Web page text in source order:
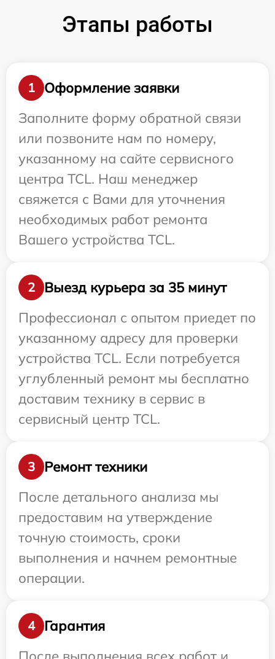
Этапы работы
1
Оформление заявки
Заполните форму обратной связи
или позвоните нам по номеру,
указанному на сайте сервисного
центра TCL. Наш менеджер
свяжется с Вами для уточнения
необходимых работ ремонта
Вашего устройства TCL.
2
Выезд курьера за 35 минут
Профессионал с опытом приедет по
указанному адресу для проверки
устройства TCL. Если потребуется
углубленный ремонт мы бесплатно
доставим технику в сервис в
сервисный центр TCL.
3
Ремонт техники
После детального анализа мы
предоставим на утверждение
точную стоимость, сроки
выполнения и начнем ремонтные
операции.
4
Гарантия